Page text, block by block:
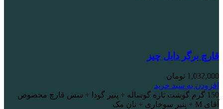
قارچ برگر دابل چیز
1,032,000 تومان
افزودن به سبد خرید
150 گرم گوشت تازه گوساله + پنیر گودا + سس قارچ مخصوص
آقای M + پنیر سوخاری + نان مک